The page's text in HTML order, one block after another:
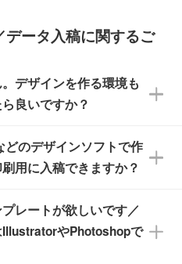
ください。
力いただくと、おおよ
確認いただけます。
めのご発注をお願いい
算です。
かかります。
て異なります。各商
さい
スターパックなど)
ずつ袋に入っていま
など)
されていない状態で
替えや、オリジナル
りません。
です。なお、海外への
せんので予めご了承く
ータ入稿に関するご
デザインを作る環境も
良いですか？
レーター」を使えば、
ザインを作成できま
安心です。
ス
のデザインソフトで作
用に入稿できますか？
STUDIOなどのデ
のデザインを作成した
レートが欲しいです／
やPhotoshopで